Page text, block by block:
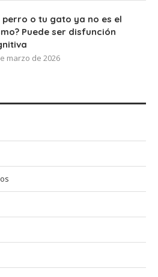
perro o tu gato ya no es el
Puede ser disfunción
marzo de 2026